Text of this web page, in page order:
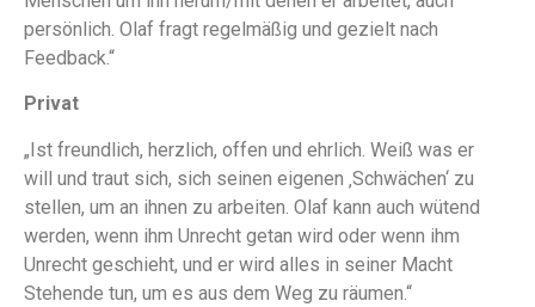
persönlich. Olaf fragt regelmäßig und gezielt nach
Feedback.“
Privat
„Ist freundlich, herzlich, offen und ehrlich. Weiß was er
will und traut sich, sich seinen eigenen ‚Schwächen‘ zu
stellen, um an ihnen zu arbeiten. Olaf kann auch wütend
werden, wenn ihm Unrecht getan wird oder wenn ihm
Unrecht geschieht, und er wird alles in seiner Macht
Stehende tun, um es aus dem Weg zu räumen.“